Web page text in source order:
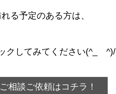
る予定のある方は、
クしてみてください(^_ゝ^)/
ご相談ご依頼はコチラ！